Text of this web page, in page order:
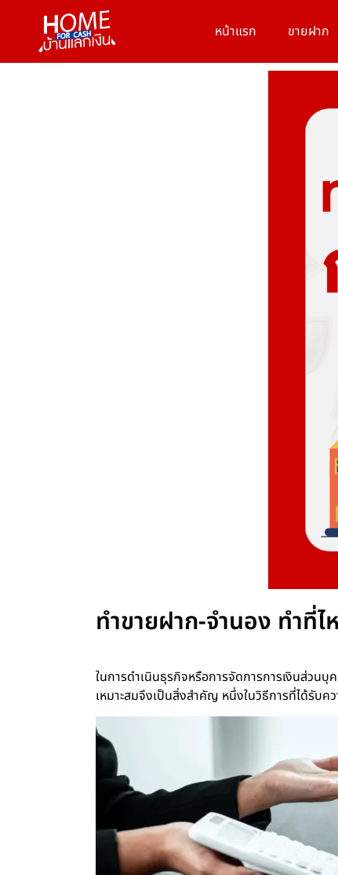
หน้าแรก ขายฝาก
ทำขายฝาก-จำนอง ทำที่ไ
ในการดำเนินธุรกิจหรือการจัดการการเงินส่วน
เหมาะสมจึงเป็นสิ่งสำคัญ หนึ่งในวิธีการที่ได้รับ